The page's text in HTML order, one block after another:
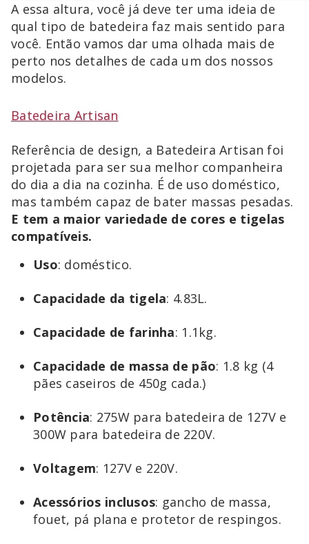
A essa altura, você já deve ter uma ideia de
qual tipo de batedeira faz mais sentido para
você. Então vamos dar uma olhada mais de
perto nos detalhes de cada um dos nossos
modelos.
Batedeira Artisan
Referência de design, a Batedeira Artisan foi
projetada para ser sua melhor companheira
do dia a dia na cozinha. É de uso doméstico,
mas também capaz de bater massas pesadas.
E tem a maior variedade de cores e tigelas
compatíveis.
Uso: doméstico.
Capacidade da tigela: 4.83L.
Capacidade de farinha: 1.1kg.
Capacidade de massa de pão: 1.8 kg (4
pães caseiros de 450g cada.)
Potência: 275W para batedeira de 127V e
300W para batedeira de 220V.
Voltagem: 127V e 220V.
Acessórios inclusos: gancho de massa,
fouet, pá plana e protetor de respingos.